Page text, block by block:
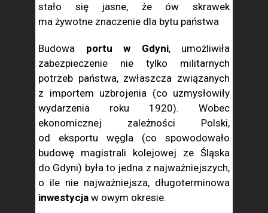
stało się jasne, że ów skrawek
ma żywotne znaczenie dla bytu państwa
Budowa portu w Gdyni, umożliwiła
zabezpieczenie nie tylko militarnych
potrzeb państwa, zwłaszcza związanych
z importem uzbrojenia (co uzmysłowiły
wydarzenia roku 1920). Wobec
ekonomicznej zależności Polski,
od eksportu węgla (co spowodowało
budowę magistrali kolejowej ze Śląska
do Gdyni) była to jedna z najważniejszych,
o ile nie najważniejsza, długoterminowa
inwestycja w owym okresie.